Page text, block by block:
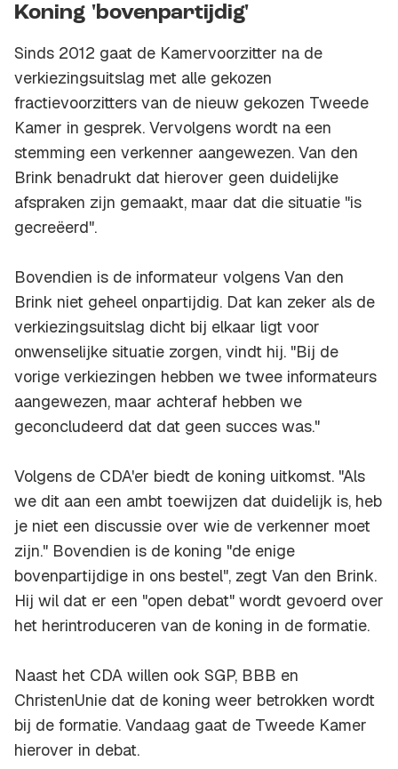
Koning 'bovenpartijdig'
Sinds 2012 gaat de Kamervoorzitter na de
verkiezingsuitslag met alle gekozen
fractievoorzitters van de nieuw gekozen Tweede
Kamer in gesprek. Vervolgens wordt na een
stemming een verkenner aangewezen. Van den
Brink benadrukt dat hierover geen duidelijke
afspraken zijn gemaakt, maar dat die situatie "is
gecreëerd".
Bovendien is de informateur volgens Van den
Brink niet geheel onpartijdig. Dat kan zeker als de
verkiezingsuitslag dicht bij elkaar ligt voor
onwenselijke situatie zorgen, vindt hij. "Bij de
vorige verkiezingen hebben we twee informateurs
aangewezen, maar achteraf hebben we
geconcludeerd dat dat geen succes was."
Volgens de CDA'er biedt de koning uitkomst. "Als
we dit aan een ambt toewijzen dat duidelijk is, heb
je niet een discussie over wie de verkenner moet
zijn." Bovendien is de koning "de enige
bovenpartijdige in ons bestel", zegt Van den Brink.
Hij wil dat er een "open debat" wordt gevoerd over
het herintroduceren van de koning in de formatie.
Naast het CDA willen ook SGP, BBB en
ChristenUnie dat de koning weer betrokken wordt
bij de formatie. Vandaag gaat de Tweede Kamer
hierover in debat.